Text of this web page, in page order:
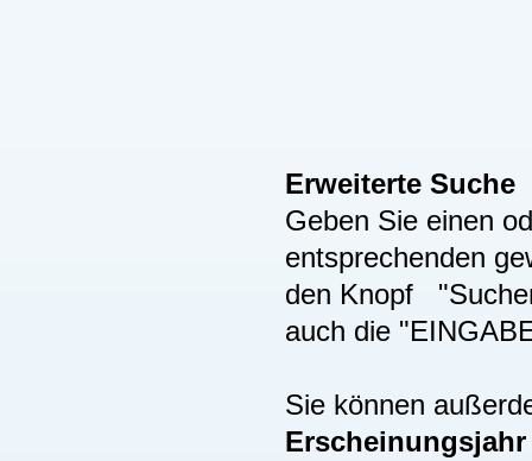
Erweiterte Suche
Geben Sie einen
entsprechenden
den Knopf
auch die
Sie können